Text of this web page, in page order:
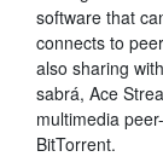
software that
connects to
also sharing
sabrá, Ace
multimedia
BitTorrent.